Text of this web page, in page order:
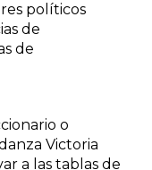
políticos
de
de
o
Victoria
a las tablas de